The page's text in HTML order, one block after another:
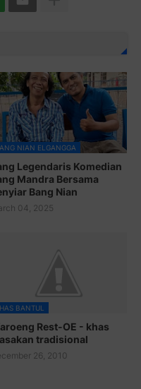
NIAN ELGANGGA
Legendaris Komedian
Mandra Bersama
Bang Nian
04, 2025
BANTUL
Rest-OE - khas
tradisional
26, 2010